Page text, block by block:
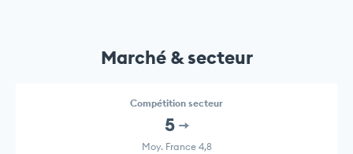
Marché & secteur
Compétition secteur
5
Moy. France 4,8